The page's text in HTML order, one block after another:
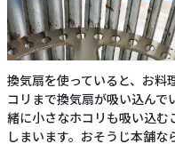
換気扇を使っていると、お料
コリまで換気扇が吸い込ん
緒に小さなホコリも吸い込む
しまいます。おそうじ本舗